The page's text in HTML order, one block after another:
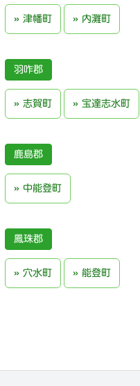
津幡町 内灘町
羽咋郡
志賀町 宝達志水町
鹿島郡
中能登町
鳳珠郡
穴水町 能登町